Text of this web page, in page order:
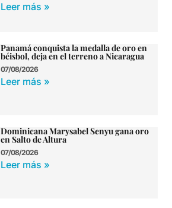
Leer más »
Panamá conquista la medalla de oro en
béisbol, deja en el terreno a Nicaragua
07/08/2026
Leer más »
Dominicana Marysabel Senyu gana oro
en Salto de Altura
07/08/2026
Leer más »